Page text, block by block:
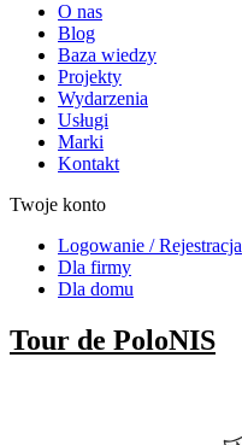
O nas
Blog
Baza wiedzy
Projekty
Wydarzenia
Usługi
Marki
Kontakt
Twoje konto
Logowanie / Rejestracja
Dla firmy
Dla domu
Tour de PoloNIS